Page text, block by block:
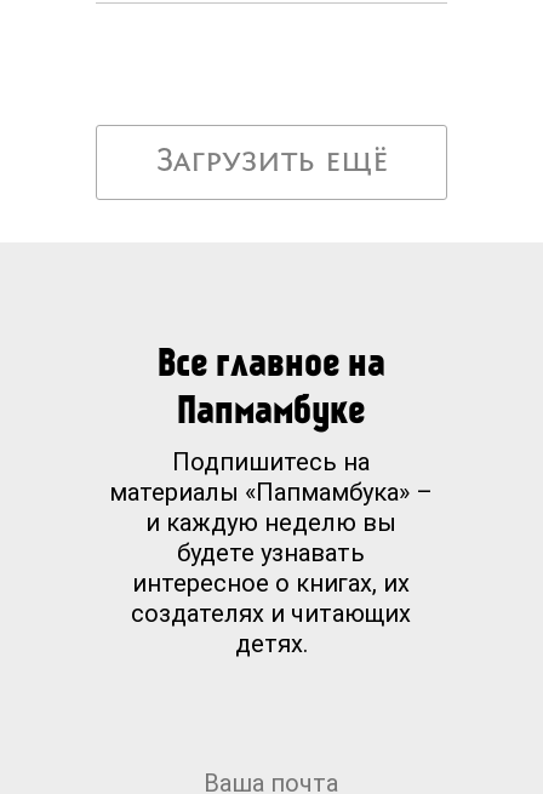
Загрузить ещё
Все главное на
Папмамбуке
Подпишитесь на
материалы «Папмамбука» –
и каждую неделю вы
будете узнавать
интересное о книгах, их
создателях и читающих
детях.